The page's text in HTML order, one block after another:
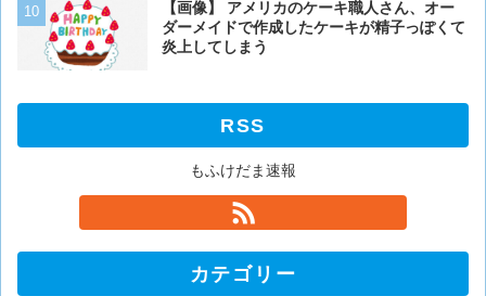
【画像】 アメリカのケーキ職人さん、オー
ダーメイドで作成したケーキが精子っぽくて
炎上してしまう
【画像】うわぁー、馬みた
あるか
RSS
もふけだま速報
カテゴリー